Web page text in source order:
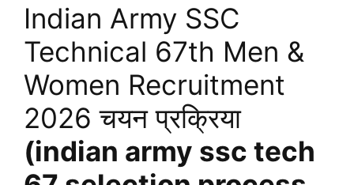
Indian Army SSC
Technical 67th Men &
Women Recruitment
2026 चयन प्रक्रिया
(indian army ssc tech